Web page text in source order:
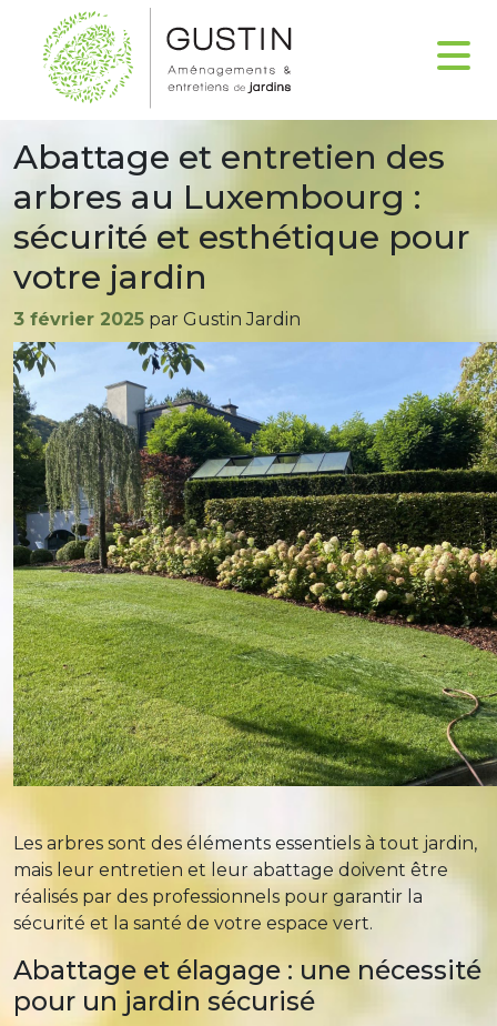
Abattage et entretien des
arbres au Luxembourg :
sécurité et esthétique pour
votre jardin
Publié
le
3 février 2025 par Gustin Jardin
Les arbres sont des éléments essentiels à tout jardin,
mais leur entretien et leur abattage doivent être
réalisés par des professionnels pour garantir la
sécurité et la santé de votre espace vert.
Abattage et élagage : une nécessité
pour un jardin sécurisé